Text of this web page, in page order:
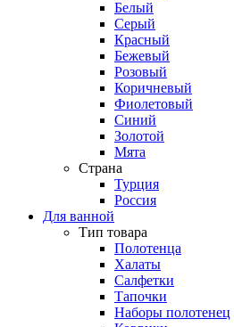
Белый
Серый
Красный
Бежевый
Розовый
Коричневый
Фиолетовый
Синий
Золотой
Мята
Страна
Турция
Россия
Для ванной
Тип товара
Полотенца
Халаты
Салфетки
Тапочки
Наборы полотенец